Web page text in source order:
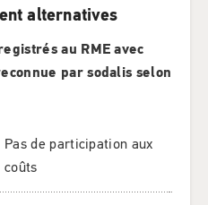
alternatives
au RME avec
par sodalis selon
Pas de participation aux
coûts